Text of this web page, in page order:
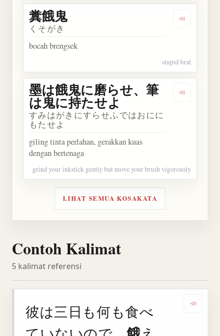
Dengarkan
糞餓鬼
くそがき
bocah brengsek
stupid brat
墨は餓鬼に磨らせ、筆
は鬼に持たせよ
すみはがきにすらせふではおにに
もたせよ
giling tinta perlahan, gerakkan kuas
dengan bertenaga
grind your inkstick gently but move your brush vigorously
LIHAT SEMUA KOSAKATA
Contoh Kalimat
5 kalimat referensi
彼は三日も何も食べ